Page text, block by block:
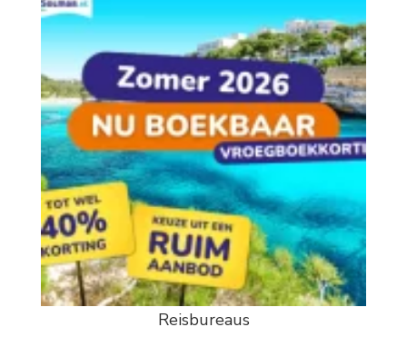
Reisbureaus